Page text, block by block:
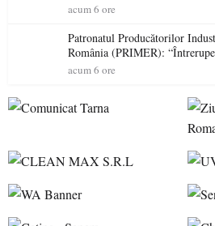
acum 6 ore
Patronatul Producătorilor
România (PRIMER):
electrică a fabricilor de
acum 6 ore